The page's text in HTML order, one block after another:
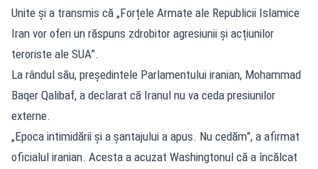
Unite și a transmis că „Forțele Armate ale Republicii Islamice
Iran vor oferi un răspuns zdrobitor agresiunii și acțiunilor
teroriste ale SUA”.
La rândul său, președintele Parlamentului iranian, Mohammad
Baqer Qalibaf, a declarat că Iranul nu va ceda presiunilor
externe.
„Epoca intimidării și a șantajului a apus. Nu cedăm”, a afirmat
oficialul iranian. Acesta a acuzat Washingtonul că a încălcat